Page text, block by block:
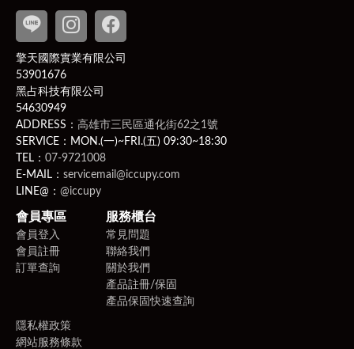
擎天國際實業有限公司
53901676
黑占科技有限公司
54630949
ADDRESS： 高雄市三民區通化街62之1號
SERVICE：MON.(一)~FRI.(五) 09:30~18:30
TEL： 07-9721008
E-MAIL： servicemail@iccupy.com
LINE@： @iccupy
會員專區
會員登入
會員註冊
訂單查詢
服務櫃台
常見問題
聯絡我們
關於我們
產品註冊/保固
產品保固快速查詢
隱私權政策
網站服務條款